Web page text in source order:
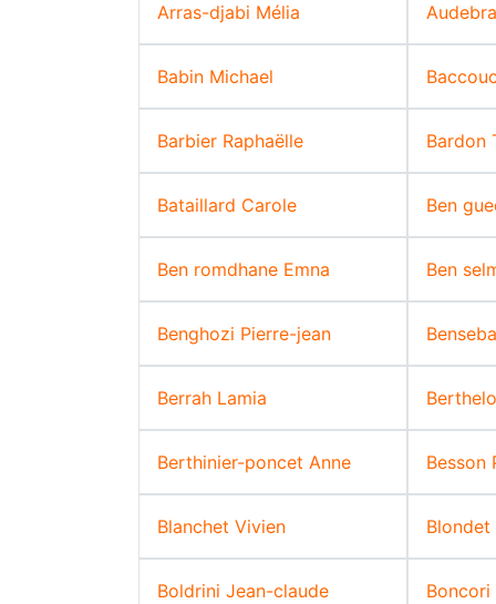
Arras-djabi Mélia
Babin Michael
Barbier Raphaëlle Bardon
Bataillard Carole Ben
Ben romdhane Emna Ben
Benghozi Pierre-jean
Berrah Lamia
Berthinier-poncet Anne Besson
Blanchet Vivien Blondet
Boldrini Jean-claude Boncori